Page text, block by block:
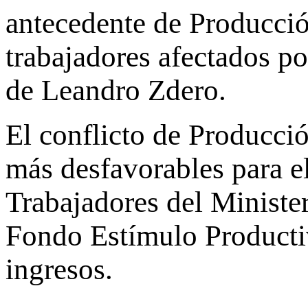
antecedente de
trabajadores afectados
de Leandro Zdero.
El conflicto de
más desfavorables para
Trabajadores del
Fondo Estímulo
ingresos.